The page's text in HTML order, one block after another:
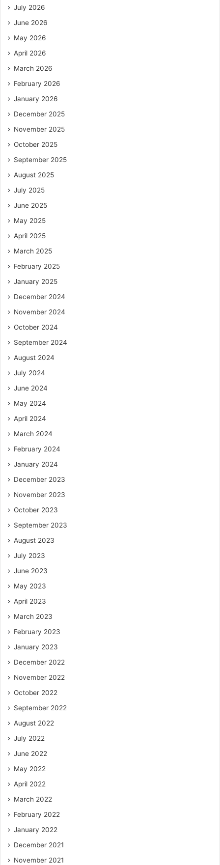
July 2026
June 2026
May 2026
April 2026
March 2026
February 2026
January 2026
December 2025
November 2025
October 2025
September 2025
August 2025
July 2025
June 2025
May 2025
April 2025
March 2025
February 2025
January 2025
December 2024
November 2024
October 2024
September 2024
August 2024
July 2024
June 2024
May 2024
April 2024
March 2024
February 2024
January 2024
December 2023
November 2023
October 2023
September 2023
August 2023
July 2023
June 2023
May 2023
April 2023
March 2023
February 2023
January 2023
December 2022
November 2022
October 2022
September 2022
August 2022
July 2022
June 2022
May 2022
April 2022
March 2022
February 2022
January 2022
December 2021
November 2021